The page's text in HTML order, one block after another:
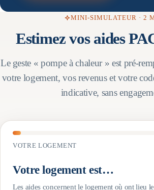
MINI-SIMULATEUR · 2
Estimez vos aides
Le geste « pompe à chaleur » est pré-
votre logement, vos revenus et votre
indicative, sans
VOTRE LOGEMENT
Votre logement est…
Les aides concernent le logement où ont lieu